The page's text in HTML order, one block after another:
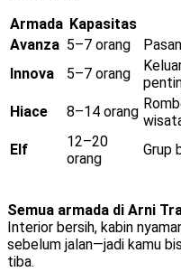
Armada Kapasitas
Avanza 5–7 orang
Innova
5–7 orang
Hiace
8–14 orang
Elf
12–20
orang
Grup
Semua armada di Arni
Interior bersih, kabin
sebelum jalan—jadi kamu
tiba.